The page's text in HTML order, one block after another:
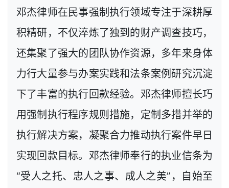
邓杰律师在民事强制执行领域专注于深耕厚
积精研，不仅淬炼了独到的财产调查技巧，
还集聚了强大的团队协作资源，多年来身体
力行大量参与办案实践和法条案例研究沉淀
下了丰富的执行回款经验。邓杰律师擅长巧
用强制执行程序规则措施，定制多措并举的
执行解决方案，凝聚合力推动执行案件早日
实现回款目标。邓杰律师奉行的执业信条为
“受人之托、忠人之事、成人之美”，自始至